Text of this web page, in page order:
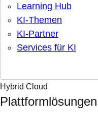
Learning Hub
KI-Themen
KI-Partner
Services für KI
Hybrid Cloud
Plattformlösungen